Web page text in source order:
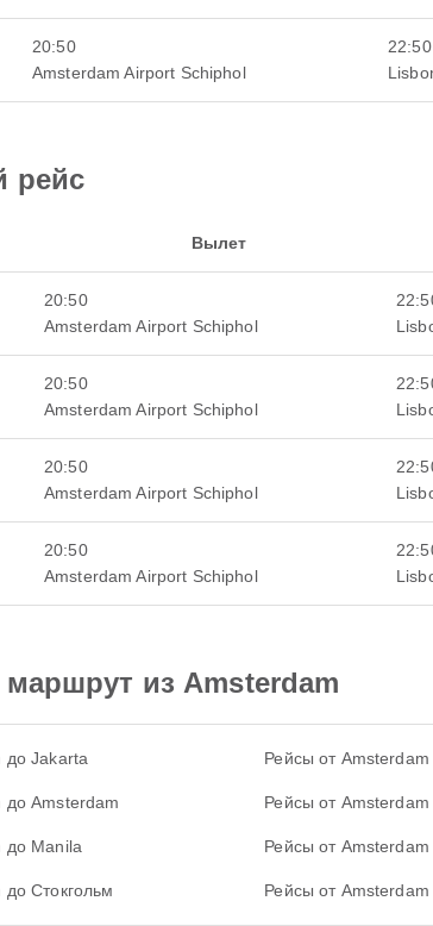
20:50
Amsterdam Airport Schiphol
22:50
рейс
Вылет
20:50
Amsterdam Airport Schiphol
20:50
Amsterdam Airport Schiphol
20:50
Amsterdam Airport Schiphol
20:50
Amsterdam Airport Schiphol
из Amsterdam
до Jakarta Рейсы от
до Amsterdam Рейсы от
до Manila Рейсы от
Стокгольм Рейсы от Amsterdam